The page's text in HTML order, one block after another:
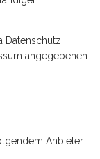
Datenschutz
angegebenen
Anbieter: